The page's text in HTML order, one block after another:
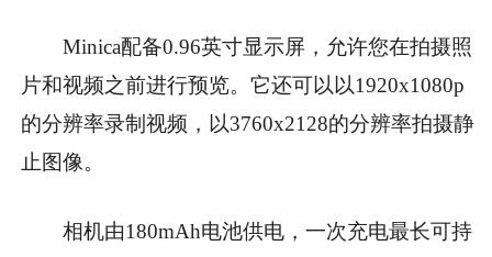
Minica配备0.96英寸显示屏，允许您在拍摄照
片和视频之前进行预览。它还可以以1920x1080p
的分辨率录制视频，以3760x2128的分辨率拍摄静
止图像。
相机由180mAh电池供电，一次充电最长可持